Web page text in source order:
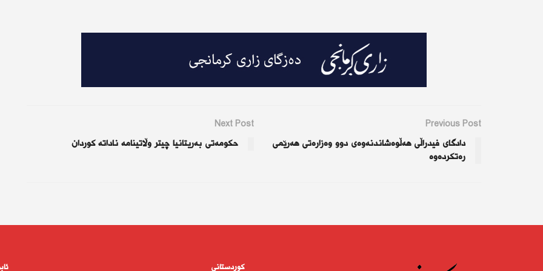
Previous Post
دادگای فیدراڵی هەڵوەشاندنەوەی دوو وەزارەتی هەرێمی
رەتکردەوە
Next Post
حکومەتی بەریتانیا چيتر وڵاتینامە ناداته‌ كوردان
کوردستانى